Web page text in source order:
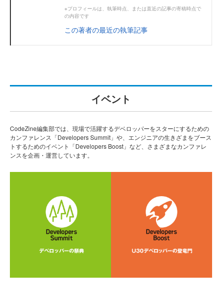
※プロフィールは、執筆時点、または直近の記事の寄稿時点で
の内容です
この著者の最近の執筆記事
イベント
CodeZine編集部では、現場で活躍するデベロッパーをスターにするための
カンファレンス「Developers Summit」や、エンジニアの生きざまをブース
トするためのイベント「Developers Boost」など、さまざまなカンファレ
ンスを企画・運営しています。